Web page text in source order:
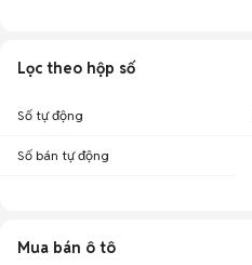
Lọc theo hộp số
Số tự động
Số bán tự động
Mua bán ô tô